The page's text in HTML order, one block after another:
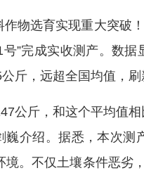
物选育实现重大突破
”完成实收测产。数
斤，远超全国均值，
公斤，和这个平均值
巍介绍。据悉，本次
。不仅土壤条件恶劣